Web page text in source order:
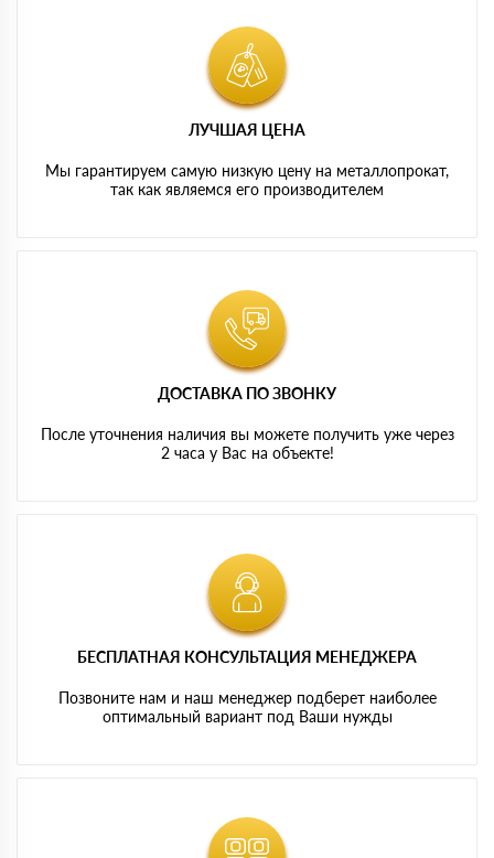
ЛУЧШАЯ ЦЕНА
Мы гарантируем самую низкую цену на металлопрокат,
так как являемся его производителем
ДОСТАВКА ПО ЗВОНКУ
После уточнения наличия вы можете получить уже через
2 часа у Вас на объекте!
БЕСПЛАТНАЯ КОНСУЛЬТАЦИЯ МЕНЕДЖЕРА
Позвоните нам и наш менеджер подберет наиболее
оптимальный вариант под Ваши нужды